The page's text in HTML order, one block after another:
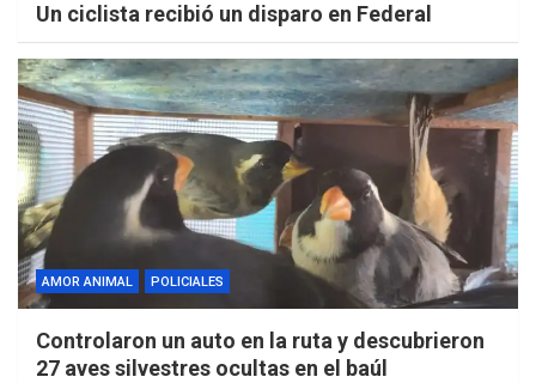
Un ciclista recibió un disparo en Federal
AMOR ANIMAL POLICIALES
Controlaron un auto en la ruta y descubrieron
27 aves silvestres ocultas en el baúl